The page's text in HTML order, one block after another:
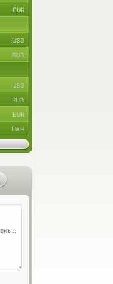
EUR
USD
RUB
USD
RUB
EUR
UAH